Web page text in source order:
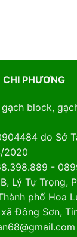
PHƯƠNG
gạch block,
do Sở
2020
-
Lý Tự Trọng,
phố Hoa
Đông Sơn,